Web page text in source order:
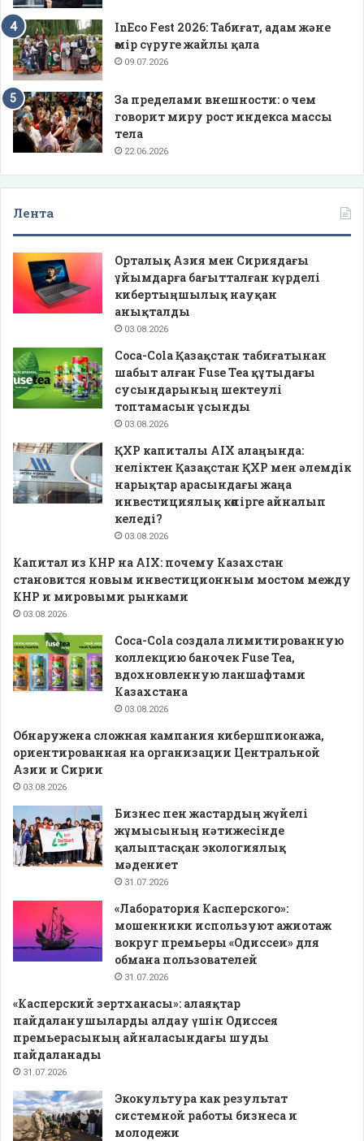
InEco Fest 2026: Табиғат, адам және
өмір сүруге жайлы қала
09.07.2026
За пределами внешности: о чем
говорит миру рост индекса массы
тела
22.06.2026
Лента
Орталық Азия мен Сириядағы
ұйымдарға бағытталған күрделі
кибертыңшылық науқан
анықталды
03.08.2026
Coca-Cola Қазақстан табиғатынан
шабыт алған Fuse Tea құтыдағы
сусындарының шектеулі
топтамасын ұсынды
03.08.2026
ҚХР капиталы AIX алаңында:
неліктен Қазақстан ҚХР мен әлемдік
нарықтар арасындағы жаңа
инвестициялық көпірге айналып
келеді?
03.08.2026
Капитал из КНР на AIX: почему Казахстан
становится новым инвестиционным мостом между
КНР и мировыми рынками
03.08.2026
Coca-Cola создала лимитированную
коллекцию баночек Fuse Tea,
вдохновленную ланшафтами
Казахстана
03.08.2026
Обнаружена сложная кампания кибершпионажа,
ориентированная на организации Центральной
Азии и Сирии
03.08.2026
Бизнес пен жастардың жүйелі
жұмысының нәтижесінде
қалыптасқан экологиялық
мәдениет
31.07.2026
«Лаборатория Касперского»:
мошенники используют ажиотаж
вокруг премьеры «Одиссеи» для
обмана пользователей
31.07.2026
«Касперский зертханасы»: алаяқтар
пайдаланушыларды алдау үшін Одиссея
премьерасының айналасындағы шуды
пайдаланады
31.07.2026
Экокультура как результат
системной работы бизнеса и
молодежи